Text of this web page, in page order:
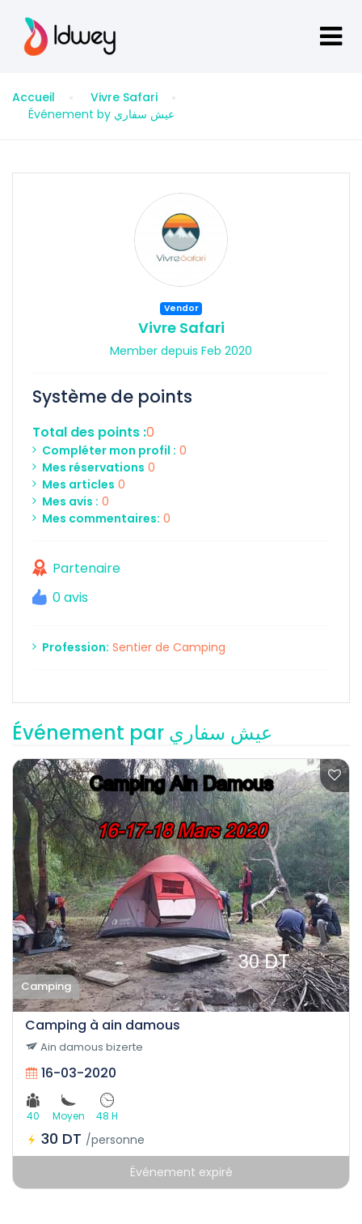
Accueil
Vivre Safari
Événement by عيش سفاري
Vendor
Vivre Safari
Member depuis Feb 2020
Système de points
Total des points :0
Compléter mon profil : 0
Mes réservations 0
Mes articles 0
Mes avis : 0
Mes commentaires: 0
Partenaire
0 avis
Profession: Sentier de Camping
Événement par عيش سفاري
Camping
Camping à ain damous
Ain damous bizerte
16-03-2020
40 Moyen 48 H
30 DT /personne
Événement expiré